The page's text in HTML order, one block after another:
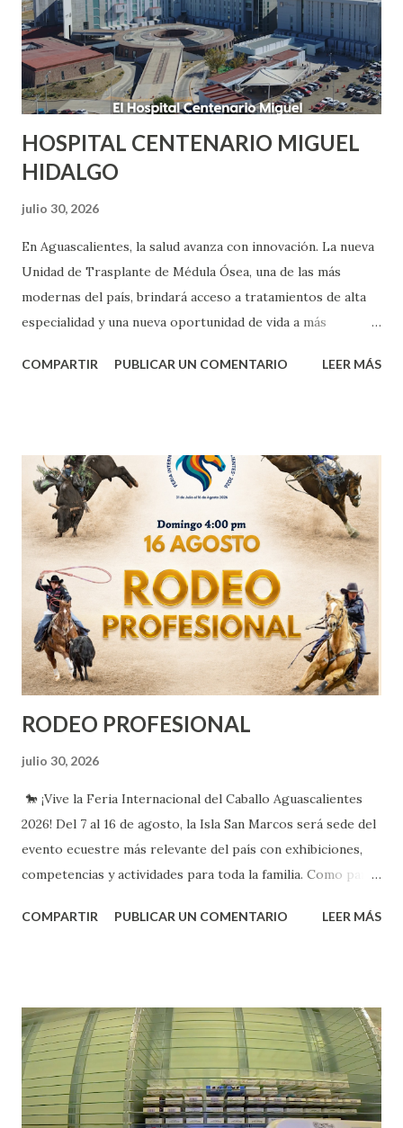
HOSPITAL CENTENARIO MIGUEL
HIDALGO
julio 30, 2026
En Aguascalientes, la salud avanza con innovación. La nueva
Unidad de Trasplante de Médula Ósea, una de las más
modernas del país, brindará acceso a tratamientos de alta
especialidad y una nueva oportunidad de vida a más
#ElGiganteDeMéxico #TuSaludEsPrimero
COMPARTIR PUBLICAR UN COMENTARIO LEER MÁS
RODEO PROFESIONAL
julio 30, 2026
🐎 ¡Vive la Feria Internacional del Caballo Aguascalientes
2026! Del 7 al 16 de agosto, la Isla San Marcos será sede del
evento ecuestre más relevante del país con exhibiciones,
competencias y actividades para toda la familia. Como parte
Rodeo Profesional a las 4:00 p. m. La entrada es libre. ¡No
COMPARTIR PUBLICAR UN COMENTARIO LEER MÁS